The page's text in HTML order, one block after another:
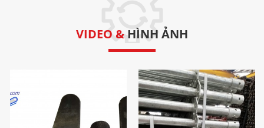
VIDEO & HÌNH ẢNH